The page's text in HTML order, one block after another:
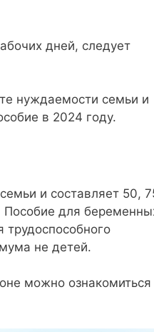
дней, следует
нуждаемости семьи и
в 2024 году.
и составляет 50,
Пособие для
не детей.
можно ознакомиться